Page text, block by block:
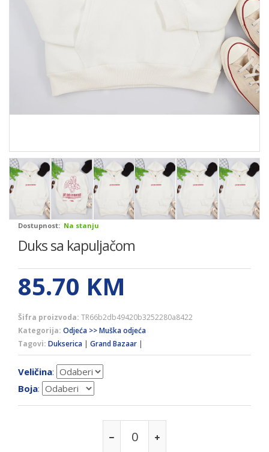
Dostupnost: Na stanju
Duks sa kapuljačom
85.70 KM
Šifra proizvoda: TR66b2db49420b3252280a8422
Kategorija: Odjeća >> Muška odjeća
Tagovi: Dukserica | Grand Bazaar |
Veličina:
Boja: